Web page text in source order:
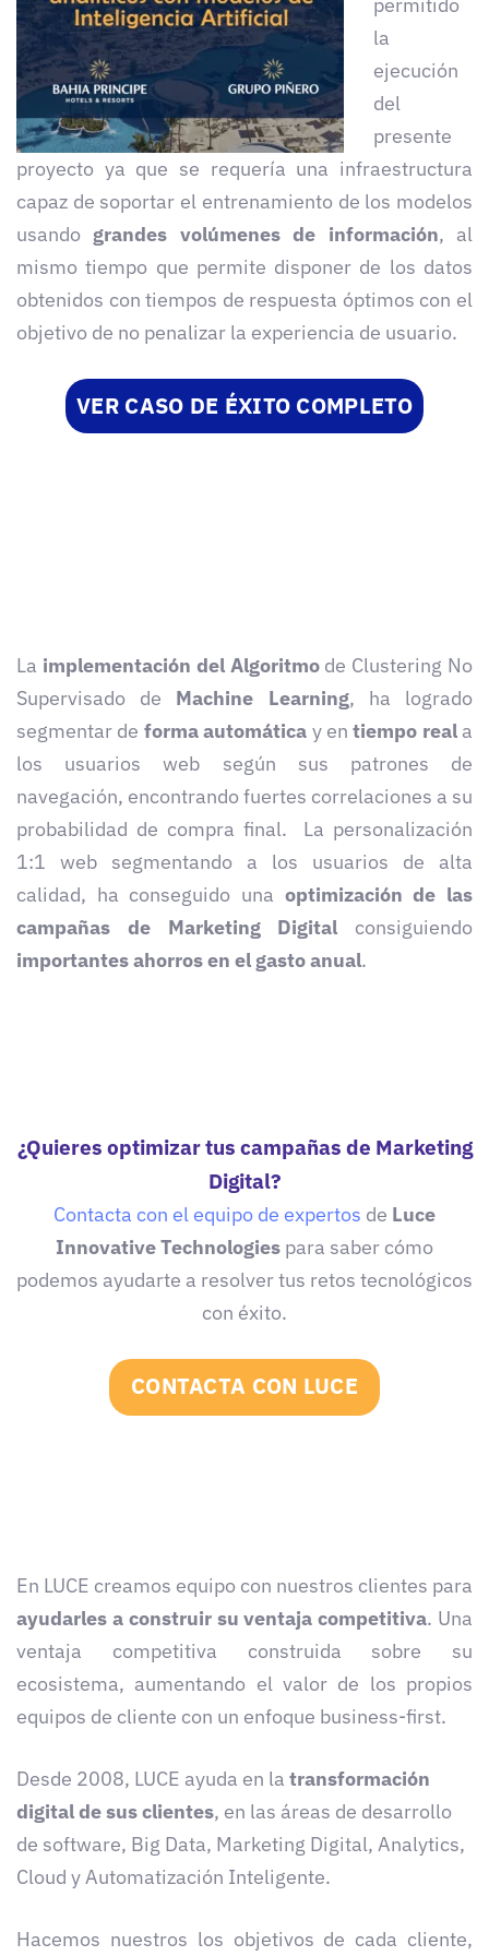
permitido
la
ejecución
del
presente
proyecto ya que se requería una infraestructura
capaz de soportar el entrenamiento de los modelos
usando grandes volúmenes de información, al
mismo tiempo que permite disponer de los datos
obtenidos con tiempos de respuesta óptimos con el
objetivo de no penalizar la experiencia de usuario.
VER CASO DE ÉXITO COMPLETO
La implementación del Algoritmo de Clustering No
Supervisado de Machine Learning, ha logrado
segmentar de forma automática y entiempo reala
los usuarios web según sus patrones de
navegación, encontrando fuertes correlaciones a su
probabilidad de compra final. La personalización
1:1 web segmentando a los usuarios de alta
calidad, ha conseguido una optimización de las
campañas de Marketing Digital consiguiendo
importantes ahorros en el gasto anual.
¿Quieres optimizar tus campañas de Marketing
Digital?
Contacta con el equipo de expertos de Luce
Innovative Technologies para saber cómo
podemos ayudarte a resolver tus retos tecnológicos
con éxito.
CONTACTA CON LUCE
En LUCE creamos equipo con nuestros clientes para
ayudarles a construir su ventaja competitiva. Una
ventaja competitiva construida sobre su
ecosistema, aumentando el valor de los propios
equipos de cliente con un enfoque business-first.
Desde 2008, LUCE ayuda en la transformación
digital de sus clientes, en las áreas de desarrollo
de software, Big Data, Marketing Digital, Analytics,
Cloud y Automatización Inteligente.
Hacemos nuestros los objetivos de cada cliente,